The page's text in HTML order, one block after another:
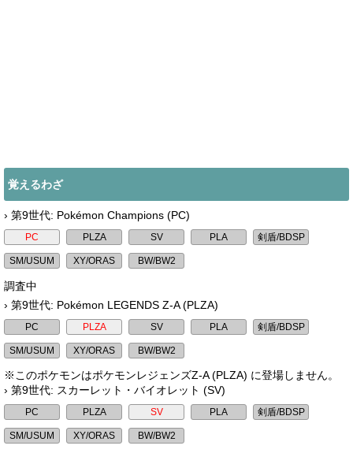
覚えるわざ
› 第9世代: Pokémon Champions (PC)
調査中
› 第9世代: Pokémon LEGENDS Z-A (PLZA)
※このポケモンはポケモンレジェンズZ-A (PLZA) に登場しません。
› 第9世代: スカーレット・バイオレット (SV)